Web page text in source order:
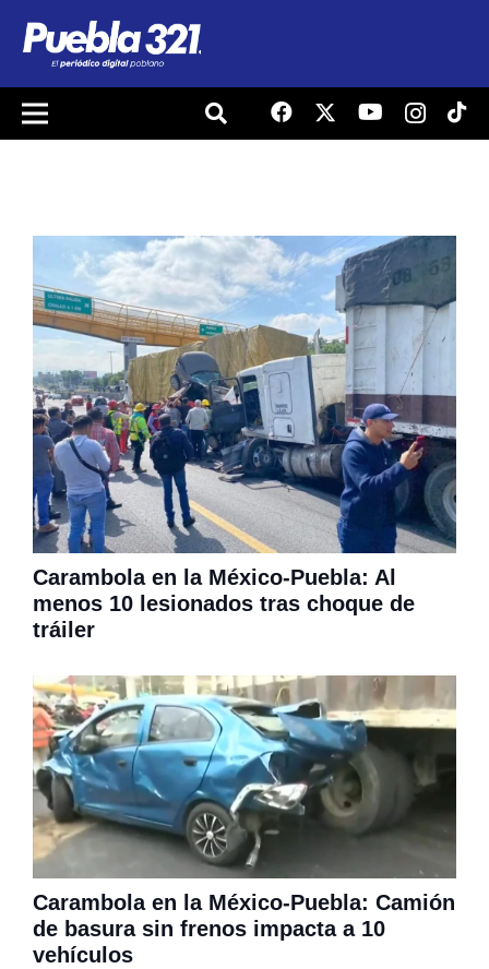
Carambola en la México-Puebla: Al
menos 10 lesionados tras choque de
tráiler
Carambola en la México-Puebla: Camión
de basura sin frenos impacta a 10
vehículos